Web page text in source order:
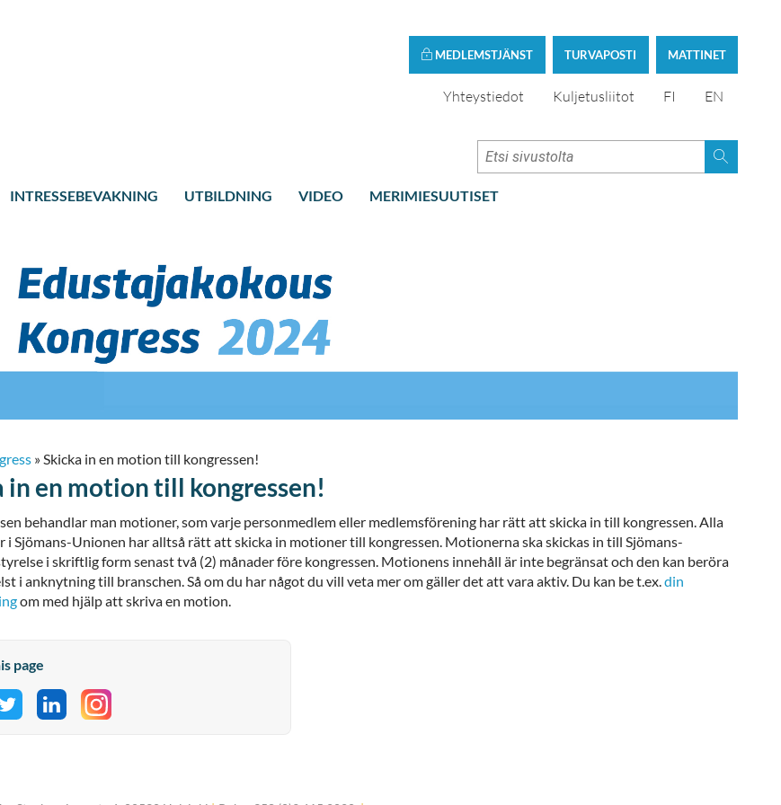
MATTINET
TURVAPOSTI
MEDLEMSTJÄNST
Yhteystiedot Kuljetusliitot FI EN
INTRESSEBEVAKNING UTBILDNING VIDEO MERIMIESUUTISET
»Skicka in en motion till kongressen!
in en motion till kongressen!
behandlar man motioner, som varje personmedlem eller medlemsförening har rätt att skicka in till kongressen. Alla
i Sjömans-Unionen har alltså rätt att skicka in motioner till kongressen. Motionerna ska skickas in till Sjömans-
i skriftlig form senast två (2) månader före kongressen. Motionens innehåll är inte begränsat och den kan beröra
i anknytning till branschen. Så om du har något du vill veta mer om gäller det att vara aktiv. Du kan be t.ex.din
om med hjälp att skriva en motion.
page
on Facebook
Share on Twitter
Share on LinkedIn